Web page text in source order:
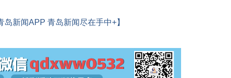
岛新闻APP 青岛新闻尽在手中+】